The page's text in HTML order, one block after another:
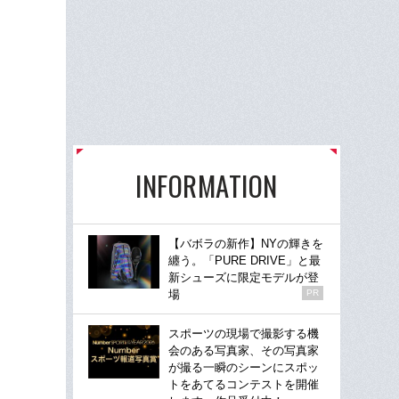
INFORMATION
【バボラの新作】NYの輝きを
纏う。「PURE DRIVE」と最
新シューズに限定モデルが登
場
PR
スポーツの現場で撮影する機
会のある写真家、その写真家
が撮る一瞬のシーンにスポッ
トをあてるコンテストを開催